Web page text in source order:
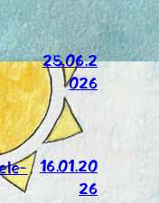
25.06.2
026
16.01.20
26